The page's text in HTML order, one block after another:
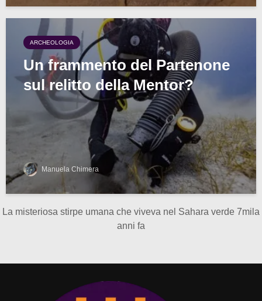
ARCHEOLOGIA
Un frammento del Partenone
sul relitto della Mentor?
Manuela Chimera
La misteriosa stirpe umana che viveva nel Sahara verde 7mila
anni fa